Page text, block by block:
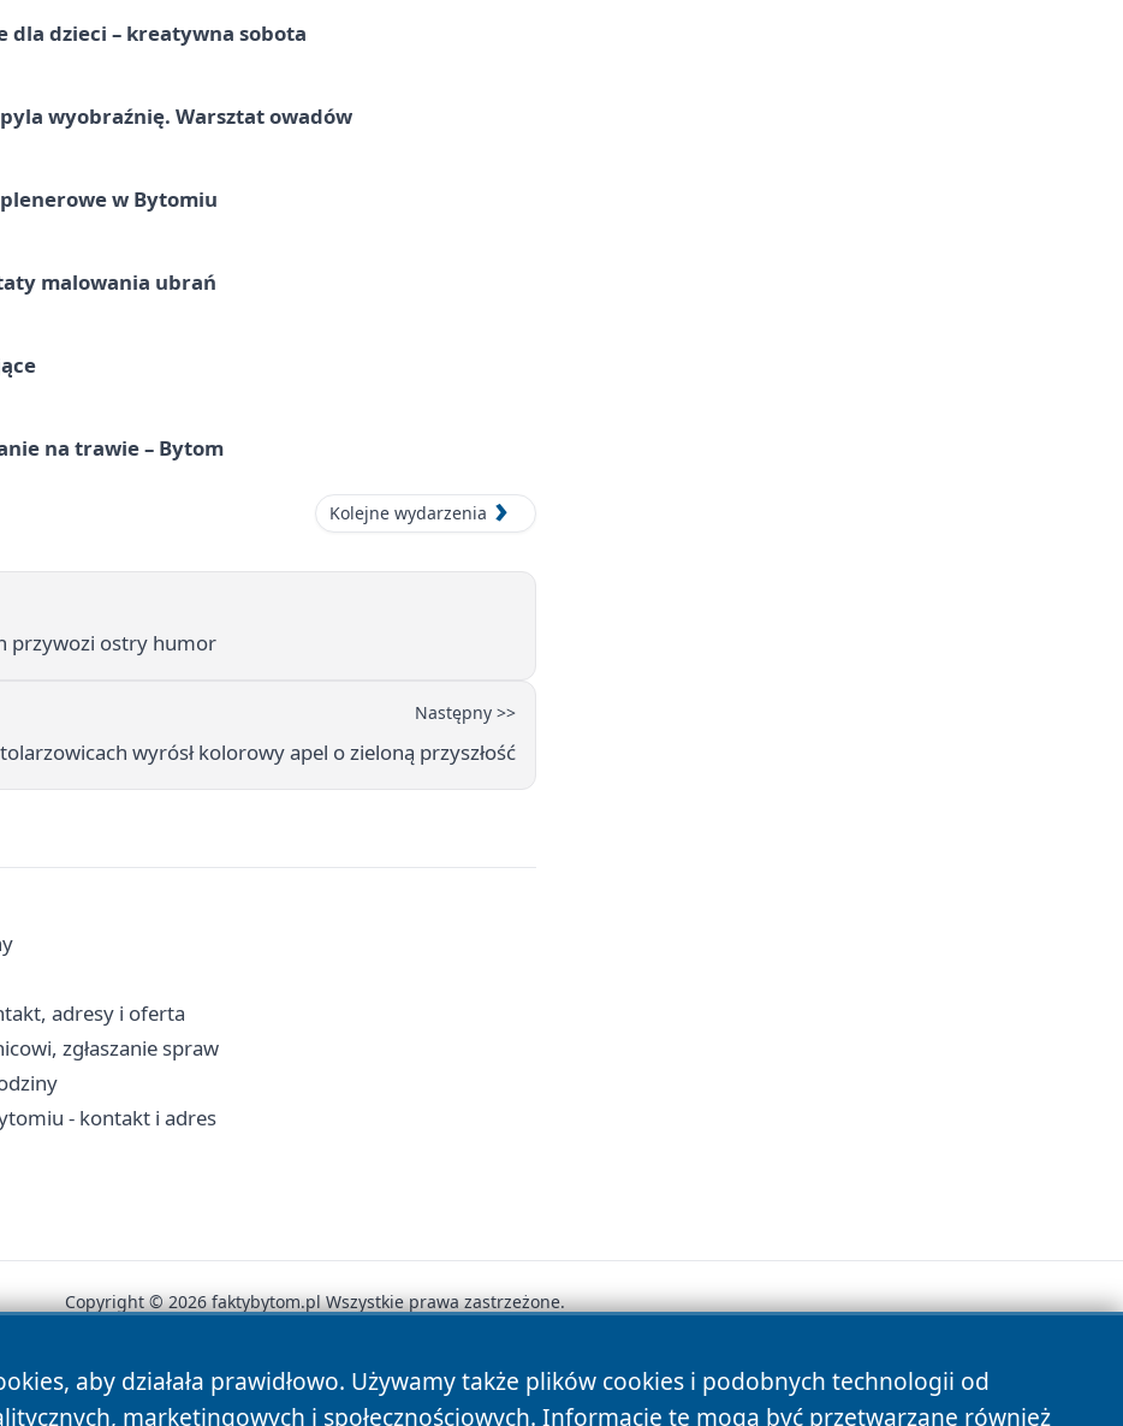
dla dzieci – kreatywna sobota
wyobraźnię. Warsztat owadów
plenerowe w Bytomiu
malowania ubrań
na trawie – Bytom
Kolejne wydarzenia
przywozi ostry humor
Następny >>
wyrósł kolorowy apel o zieloną przyszłość
adresy i oferta
zgłaszanie spraw
- kontakt i adres
aby działała prawidłowo. Używamy także plików cookies i podobnych technologii od
marketingowych i społecznościowych. Informacje te mogą być przetwarzane również
Copyright © 2026 faktybytom.pl Wszystkie prawa zastrzeżone.
News Autorzy Polityka Prywatności Polityka Cookies